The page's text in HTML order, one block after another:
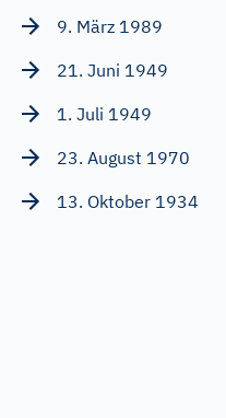
9. März 1989
21. Juni 1949
1. Juli 1949
23. August 1970
13. Oktober 1934